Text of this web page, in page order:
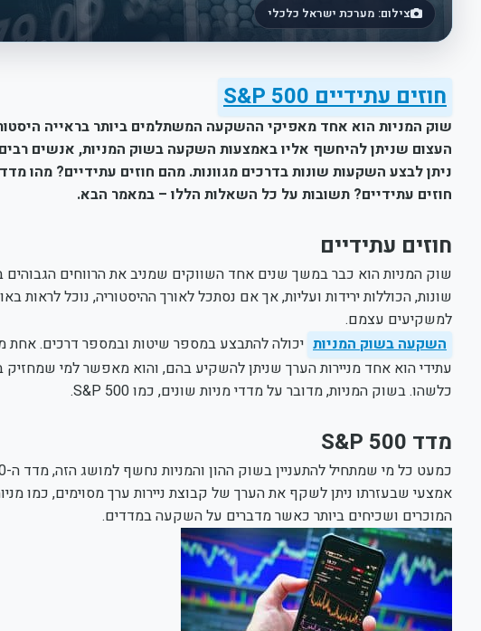
צילום: מערכת ישראל כלכלי
חוזים עתידיים S&P 500
שוק המניות הוא אחד מאפיקי ההשקעה המשתלמים ביותר בראייה
העצום שניתן להיחשף אליו באמצעות השקעה בשוק המניות, אנשים
ניתן לבצע השקעות שונות בדרכים מגוונות. מהם חוזים עתידיים? מהו מדד
חוזים עתידיים? תשובות על כל השאלות הללו – במאמר הבא.
חוזים עתידיים
שוק המניות הוא כבר במשך שנים אחד השווקים שמניב את הרווחים הגבוהים
שונות, הכוללות ירידות ועליות, אך אם נסתכל לאורך ההיסטוריה, נוכל לראות
למשקיעים עצמם.
השקעה בשוק המניות יכולה להתבצע במספר שיטות ובמספר דרכים. אחת
עתידי הוא אחד מניירות הערך שניתן להשקיע בהם, והוא מאפשר למי
כלשהו. בשוק המניות, מדובר על מדדי מניות שונים, כמו S&P 500.
מדד S&P 500
המוכרים ושכיחים ביותר כאשר מדברים על השקעה במדדים.